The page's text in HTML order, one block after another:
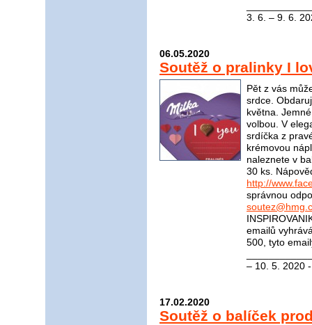
3. 6. – 9. 6.
06.05.2020
Soutěž o pralinky I
Pět z vás
srdce.
května.
volbou. V
srdíčka z
krémovou
naleznete v
30 ks.
http://
správnou
emailů
500, tyto
– 10. 5. 2020
17.02.2020
Soutěž o balíček